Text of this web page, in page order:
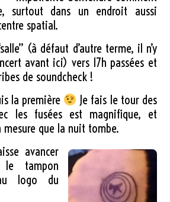
surtout dans un endroit aussi
spatial.
(à défaut d’autre terme, il n’y
avant ici) vers 17h passées et
de soundcheck !
la première
Je fais le tour des
les fusées est magnifique, et
mesure que la nuit tombe.
avancer
le tampon
logo du